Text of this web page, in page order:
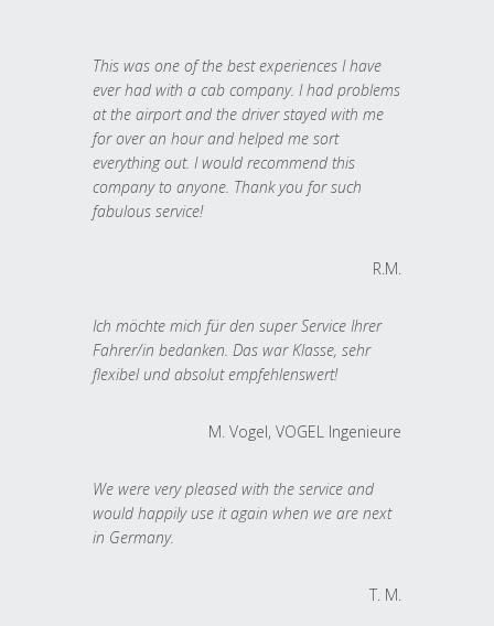
This was one of the best experiences I have
ever had with a cab company. I had problems
at the airport and the driver stayed with me
for over an hour and helped me sort
everything out. I would recommend this
company to anyone. Thank you for such
fabulous service!
R.M.
Ich möchte mich für den super Service Ihrer
Fahrer/in bedanken. Das war Klasse, sehr
flexibel und absolut empfehlenswert!
M. Vogel, VOGEL Ingenieure
We were very pleased with the service and
would happily use it again when we are next
in Germany.
T. M.